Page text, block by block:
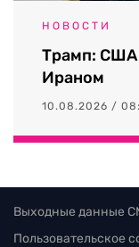
НОВОСТИ
Трамп: США
Ираном
10.08.2026 /
Выходные данные
Пользовательское